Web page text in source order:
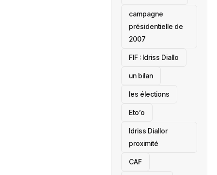
campagne
présidentielle de
2007
‎FIF : Idriss Diallo
un bilan
les élections
Eto’o
Idriss Diallor
proximité
CAF